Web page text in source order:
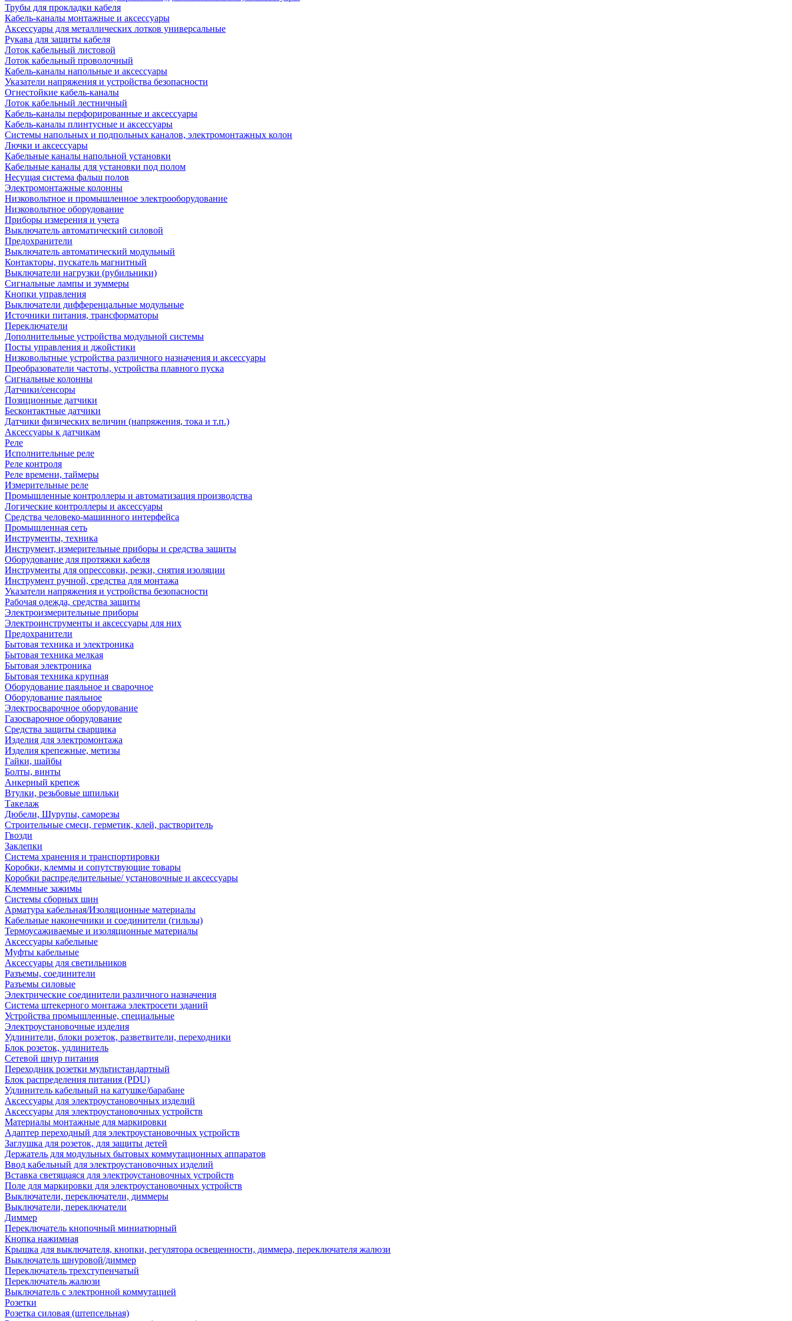
Трубы для прокладки кабеля
Кабель-каналы монтажные и аксессуары
Аксессуары для металлических лотков универсальные
Рукава для защиты кабеля
Лоток кабельный листовой
Лоток кабельный проволочный
Кабель-каналы напольные и аксессуары
Указатели напряжения и устройства безопасности
Огнестойкие кабель-каналы
Лоток кабельный лестничный
Кабель-каналы перфорированные и аксессуары
Кабель-каналы плинтусные и аксессуары
Системы напольных и подпольных каналов, электромонтажных колон
Лючки и аксессуары
Кабельные каналы напольной установки
Кабельные каналы для установки под полом
Несущая система фальш полов
Электромонтажные колонны
Низковольтное и промышленное электрооборудование
Низковольтное оборудование
Приборы измерения и учета
Выключатель автоматический силовой
Предохранители
Выключатель автоматический модульный
Контакторы, пускатель магнитный
Выключатели нагрузки (рубильники)
Сигнальные лампы и зуммеры
Кнопки управления
Выключатели дифференцальные модульные
Источники питания, трансформаторы
Переключатели
Дополнительные устройства модульной системы
Посты управления и джойстики
Низковольтные устройства различного назначения и аксессуары
Преобразователи частоты, устройства плавного пуска
Сигнальные колонны
Датчики/сенсоры
Позиционные датчики
Бесконтактные датчики
Датчики физических величин (напряжения, тока и т.п.)
Аксессуары к датчикам
Реле
Исполнительные реле
Реле контроля
Реле времени, таймеры
Измерительные реле
Промышленные контроллеры и автоматизация производства
Логические контроллеры и аксессуары
Средства человеко-машинного интерфейса
Промышленная сеть
Инструменты, техника
Инструмент, измерительные приборы и средства защиты
Оборудование для протяжки кабеля
Инструменты для опрессовки, резки, снятия изоляции
Инструмент ручной, средства для монтажа
Указатели напряжения и устройства безопасности
Рабочая одежда, средства защиты
Электроизмерительные приборы
Электроинструменты и аксессуары для них
Предохранители
Бытовая техника и электроника
Бытовая техника мелкая
Бытовая электроника
Бытовая техника крупная
Оборудование паяльное и сварочное
Оборудование паяльное
Электросварочное оборудование
Газосварочное оборудование
Средства защиты сварщика
Изделия для электромонтажа
Изделия крепежные, метизы
Гайки, шайбы
Болты, винты
Анкерный крепеж
Втулки, резьбовые шпильки
Такелаж
Дюбели, Шурупы, саморезы
Строительные смеси, герметик, клей, растворитель
Гвозди
Заклепки
Система хранения и транспортировки
Коробки, клеммы и сопутствующие товары
Коробки распределительные/ установочные и аксессуары
Клеммные зажимы
Системы сборных шин
Арматура кабельная/Изоляционные материалы
Кабельные наконечники и соединители (гильзы)
Термоусаживаемые и изоляционные материалы
Аксессуары кабельные
Муфты кабельные
Аксессуары для светильников
Разъемы, соединители
Разъемы силовые
Электрические соединители различного назначения
Система штекерного монтажа электросети зданий
Устройства промышленные, специальные
Электроустановочные изделия
Удлинители, блоки розеток, разветвители, переходники
Блок розеток, удлинитель
Сетевой шнур питания
Переходник розетки мультистандартный
Блок распределения питания (PDU)
Удлинитель кабельный на катушке/барабане
Аксессуары для электроустановочных изделий
Аксессуары для электроустановочных устройств
Материалы монтажные для маркировки
Адаптер переходный для электроустановочных устройств
Заглушка для розеток, для защиты детей
Держатель для модульных бытовых коммутационных аппаратов
Ввод кабельный для электроустановочных изделий
Вставка светящаяся для электроустановочных устройств
Поле для маркировки для электроустановочных устройств
Выключатели, переключатели, диммеры
Выключатели, переключатели
Диммер
Переключатель кнопочный миниатюрный
Кнопка нажимная
Крышка для выключателя, кнопки, регулятора освещенности, диммера, переключателя жалюзи
Выключатель шнуровой/диммер
Переключатель трехступенчатый
Переключатель жалюзи
Выключатель с электронной коммутацией
Розетки
Розетка силовая (штепсельная)